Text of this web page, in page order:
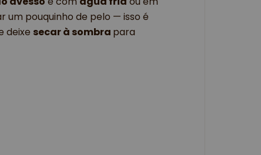
um pouquinho de pelo — isso é
deixe secar à sombra para